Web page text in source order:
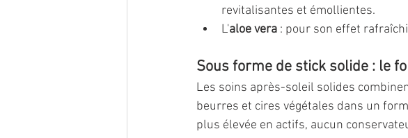
revitalisantes et émollientes.
L'aloe vera : pour son effet
Sous forme de stick solide : le
Les soins après-soleil solides
beurres et cires végétales dans un
plus élevée en actifs, aucun